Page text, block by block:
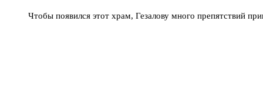
Чтобы появился этот храм, Гезалову много препятствий